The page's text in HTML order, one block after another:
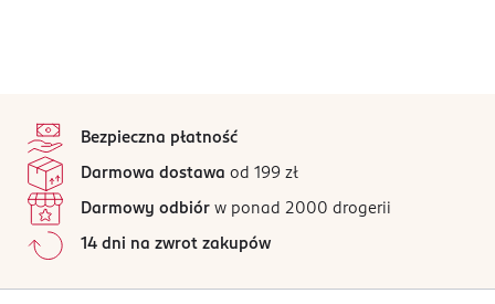
Bezpieczna płatność
Darmowa dostawa od 199 zł
Darmowy odbiór w ponad 2000 drogerii
14 dni na zwrot zakupów